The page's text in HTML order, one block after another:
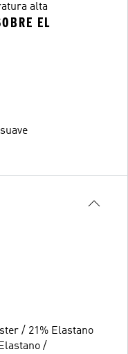
alta
EL
/ 21% Elastano
/